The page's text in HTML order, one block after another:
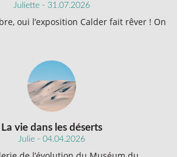
Juliette - 31.07.2026
oui l’exposition Calder fait rêver ! On
La vie dans les déserts
Julie - 04.04.2026